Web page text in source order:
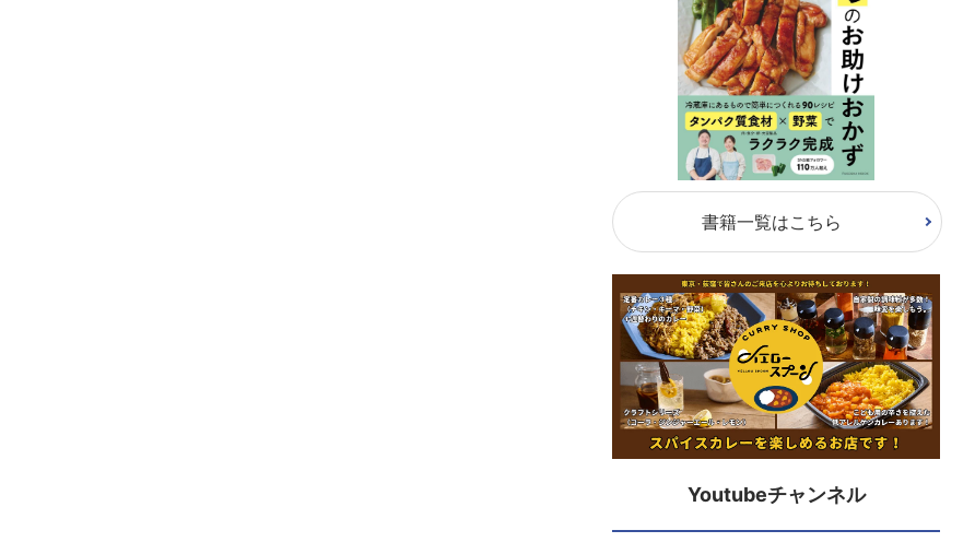
書籍一覧はこちら
Youtubeチャンネル